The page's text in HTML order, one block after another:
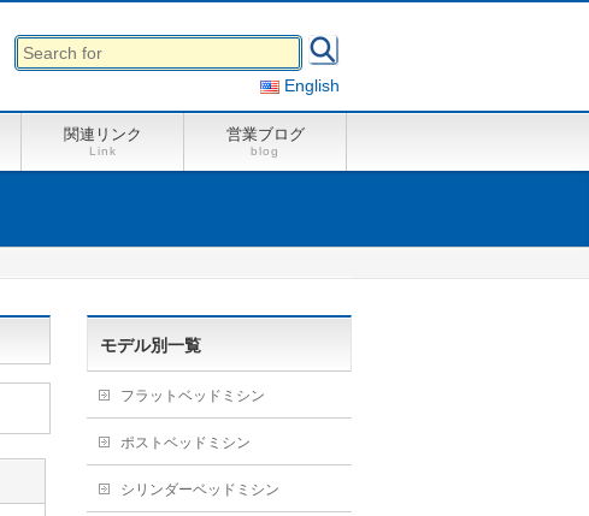
English
関連リンク
Link
営業ブログ
blog
モデル別一覧
フラットベッドミシン
ポストベッドミシン
シリンダーベッドミシン